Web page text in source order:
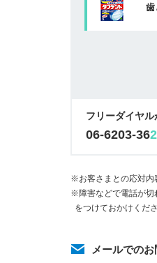
歯
フリーダイヤ
06-6203-36
※お客さまとの応対内
※障害などで電話が切
をつけておかけくださ
メールでの